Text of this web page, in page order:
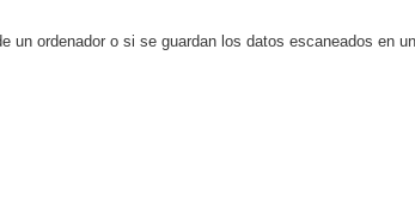
un ordenador o si se guardan los datos escaneados en